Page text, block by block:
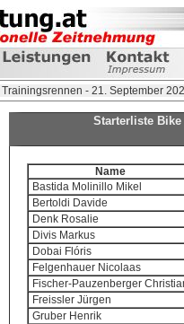
- 21. September
Starterliste
Name
Bastida Molinillo Mikel
Bertoldi Davide
Denk Rosalie
Divis Markus
Dobai Flóris
Felgenhauer Nicolaas
Fischer-Pauzenberger
Freissler Jürgen
Gruber Henrik